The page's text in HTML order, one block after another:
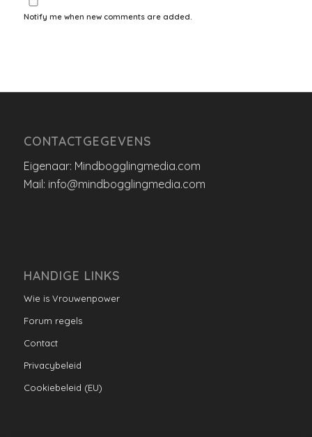
Notify me when new comments are added.
CONTACTGEGEVENS
Eigenaar: Mindbogglingmedia.com
Mail: info@mindbogglingmedia.com
HANDIGE LINKS
Wie is Vrouwenpower
Forum regels
Contact
Privacybeleid
Cookiebeleid (EU)